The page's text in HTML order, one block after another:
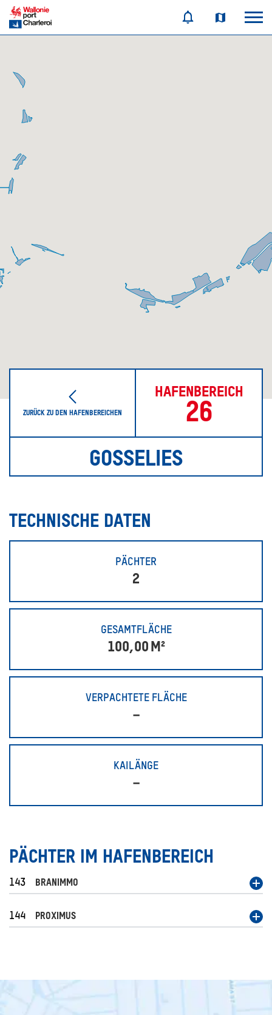
ZURÜCK ZU DEN HAFENBEREICHEN
GOSSELIES
HAFENBEREICH
26
TECHNISCHE DATEN
PÄCHTER
2
GESAMTFLÄCHE
100,00 M²
VERPACHTETE FLÄCHE
–
KAILÄNGE
–
PÄCHTER IM HAFENBEREICH
143 BRANIMMO
144 PROXIMUS